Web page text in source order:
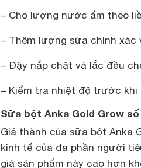
– Cho lượng nước ấm theo
– Thêm lượng sữa chính
– Đậy nắp chặt và lắc đều
– Kiểm tra nhiệt độ trước khi
Sữa bột Anka Gold Grow
Giá thành của sữa bột Anka
kinh tế của đa phần người
giá sản phẩm này cao hơn